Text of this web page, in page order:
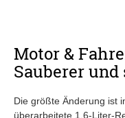
Motor &
Sauberer
Die größte Änderung ist
überarbeitete 1.6-Liter-